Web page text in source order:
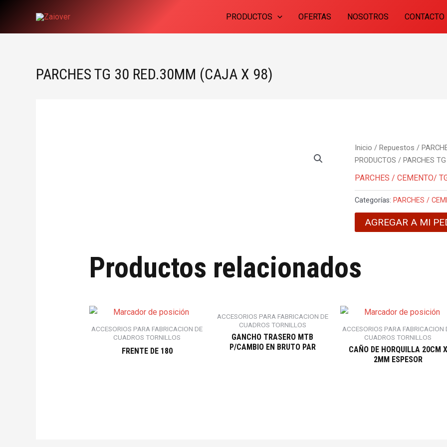
PRODUCTOS OFERTAS NOSOTROS CONTACTO
PARCHES TG 30 RED.30MM (CAJA X 98)
Inicio / Repuestos /
PRODUCTOS / PARCHES
PARCHES / CEMENTO/
Categorías: PARCHES /
AGREGAR A MI
Productos relacionados
ACCESORIOS PARA FABRICACION DE
CUADROS TORNILLOS
FRENTE DE 180
ACCESORIOS PARA FABRICACION DE
CUADROS TORNILLOS
GANCHO TRASERO MTB
P/CAMBIO EN BRUTO PAR
ACCESORIOS PARA FABRICACION
CUADROS TORNILLOS
CAÑO DE HORQUILLA 20CM X
2MM ESPESOR